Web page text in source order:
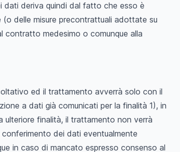
dati deriva quindi dal fatto che esso è
delle misure precontrattuali adottate su
contratto medesimo o comunque alla
ed il trattamento avverrà solo con il
a dati già comunicati per la finalità 1), in
ulteriore finalità, il trattamento non verrà
dei dati eventualmente
in caso di mancato espresso consenso al